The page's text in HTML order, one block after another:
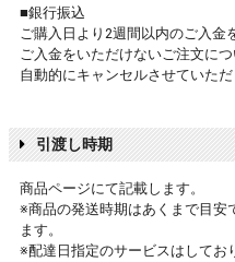
■銀行振込
ご購入日より2週間以内のご入金
ご入金をいただけないご注文につ
自動的にキャンセルさせていただ
引渡し時期
商品ページにて記載します。
※商品の発送時期はあくまで目安
ます。
※配達日指定のサービスはしてお